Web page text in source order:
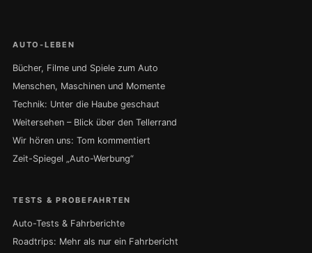
AUTO-LEBEN
Bücher, Filme und Spiele zum Auto
Menschen, Maschinen und Momente
Technik: Unter die Haube geschaut
Weitersehen – Blick über den Tellerrand
Wir hören uns: Tom kommentiert
Zeit-Spiegel „Auto-Werbung“
TESTS & PROBEFAHRTEN
Auto-Tests & Fahrberichte
Roadtrips: Mehr als nur ein Fahrbericht